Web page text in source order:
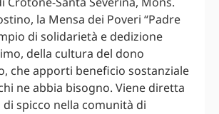
la Mensa dei Poveri “Padre
di solidarietà e dedizione
della cultura del dono
che apporti beneficio sostanziale
ne abbia bisogno. Viene diretta
spicco nella comunità di